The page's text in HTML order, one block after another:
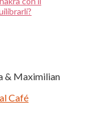
& Maximilian
Café